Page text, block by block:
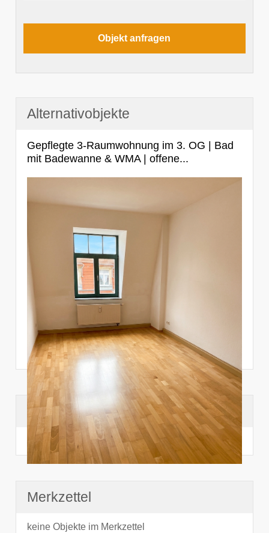
Alternativobjekte
Gepflegte 3-Raumwohnung im 3. OG | Bad
mit Badewanne & WMA | offene...
Suchhistorie
noch nichts angesehen
Merkzettel
keine Objekte im Merkzettel